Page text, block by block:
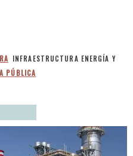
INFRAESTRUCTURA ENERGÍA Y
PÚBLICA